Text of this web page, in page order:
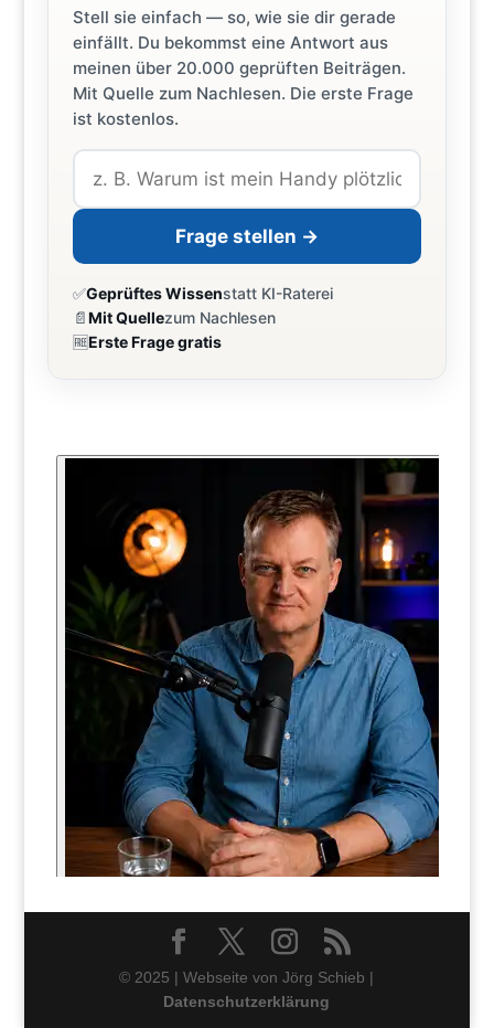
Stell sie einfach — so, wie sie dir gerade
einfällt. Du bekommst eine Antwort aus
meinen über 20.000 geprüften Beiträgen.
Mit Quelle zum Nachlesen. Die erste Frage
ist kostenlos.
Frage stellen →
✅Geprüftes Wissenstatt KI-Raterei
📄Mit Quellezum Nachlesen
🆓Erste Frage gratis
© 2025 | Webseite von Jörg Schieb |
Datenschutzerklärung